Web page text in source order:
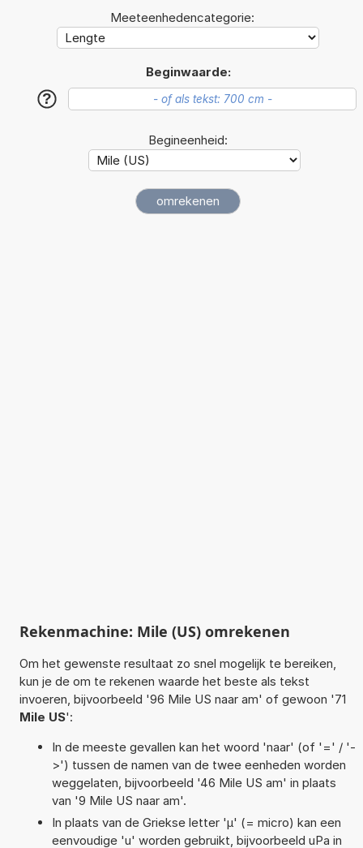
Meeteenhedencategorie:
Beginwaarde:
?
Begineenheid:
Rekenmachine: Mile (US) omrekenen
Om het gewenste resultaat zo snel mogelijk te bereiken,
kun je de om te rekenen waarde het beste als tekst
invoeren, bijvoorbeeld '96 Mile US naar am' of gewoon '71
Mile US':
In de meeste gevallen kan het woord 'naar' (of '=' / '-
>') tussen de namen van de twee eenheden worden
weggelaten, bijvoorbeeld '46 Mile US am' in plaats
van '9 Mile US naar am'.
In plaats van de Griekse letter 'µ' (= micro) kan een
eenvoudige 'u' worden gebruikt, bijvoorbeeld uPa in